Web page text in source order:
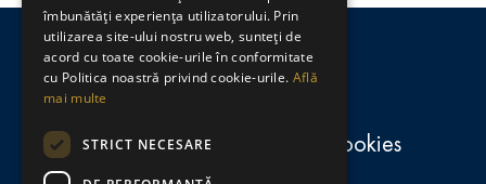
Regulamente
consumă-responsabil.ro
Politica de confidențialitate și cookies
îmbunătăți experiența utilizatorului. Prin
utilizarea site-ului nostru web, sunteți de
acord cu toate cookie-urile în conformitate
cu Politica noastră privind cookie-urile. Află
mai multe
STRICT NECESARE